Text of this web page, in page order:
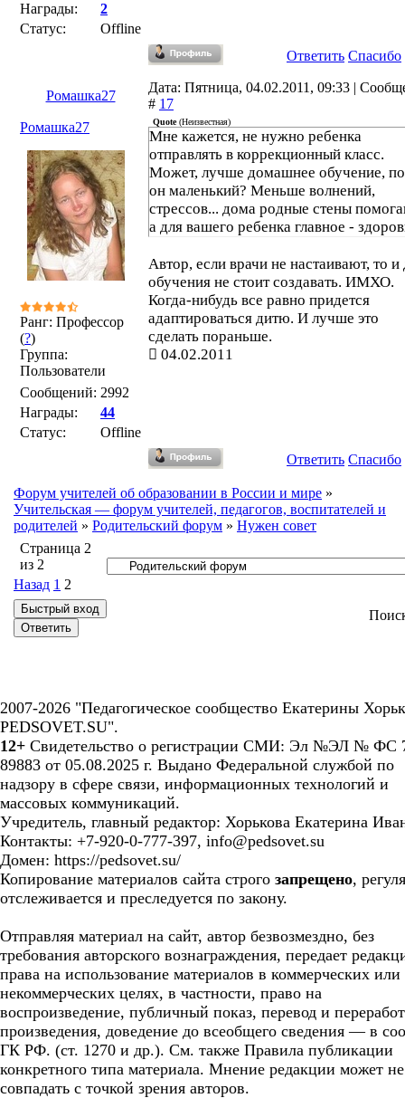
Награды:
2
Статус:
Offline
Ответить Спасибо
Ромашка27
Дата: Пятница, 04.02.2011, 09:33 |
# 17
Ромашка27
Ранг: Профессор
(?)
Группа:
Пользователи
Сообщений: 2992
Награды:
44
Статус:
Offline
Quote(Неизвестная)
Мне кажется, не нужно ребенка
отправлять в коррекционный класс.
Может, лучше домашнее обучение,
он маленький? Меньше волнений,
стрессов... дома родные стены
а для вашего ребенка главное -
Автор, если врачи не настаивают, то
обучения не стоит создавать. ИМХО.
Когда-нибудь все равно придется
адаптироваться дитю. И лучше это
сделать пораньше.
04.02.2011
Ответить Спасибо
Форум учителей об образовании в России и мире »
Учительская — форум учителей, педагогов, воспитателей и
родителей » Родительский форум » Нужен совет
Страница 2
из 2
Назад 1 2
2007-2026 "Педагогическое сообщество Екатерины
PEDSOVET.SU".
12+ Свидетельство о регистрации СМИ: Эл №ЭЛ № ФС
89883 от 05.08.2025 г. Выдано Федеральной службой по
надзору в сфере связи, информационных технологий и
массовых коммуникаций.
Учредитель, главный редактор: Хорькова Екатерина
Контакты: +7-920-0-777-397, info@pedsovet.su
Домен: https://pedsovet.su/
Копирование материалов сайта строго запрещено,
отслеживается и преследуется по закону.
Отправляя материал на сайт, автор безвозмездно, без
требования авторского вознаграждения, передает
права на использование материалов в коммерческих или
некоммерческих целях, в частности, право на
воспроизведение, публичный показ, перевод и
произведения, доведение до всеобщего сведения — в
ГК РФ. (ст. 1270 и др.). См. также Правила публикации
конкретного типа материала. Мнение редакции может не
совпадать с точкой зрения авторов.